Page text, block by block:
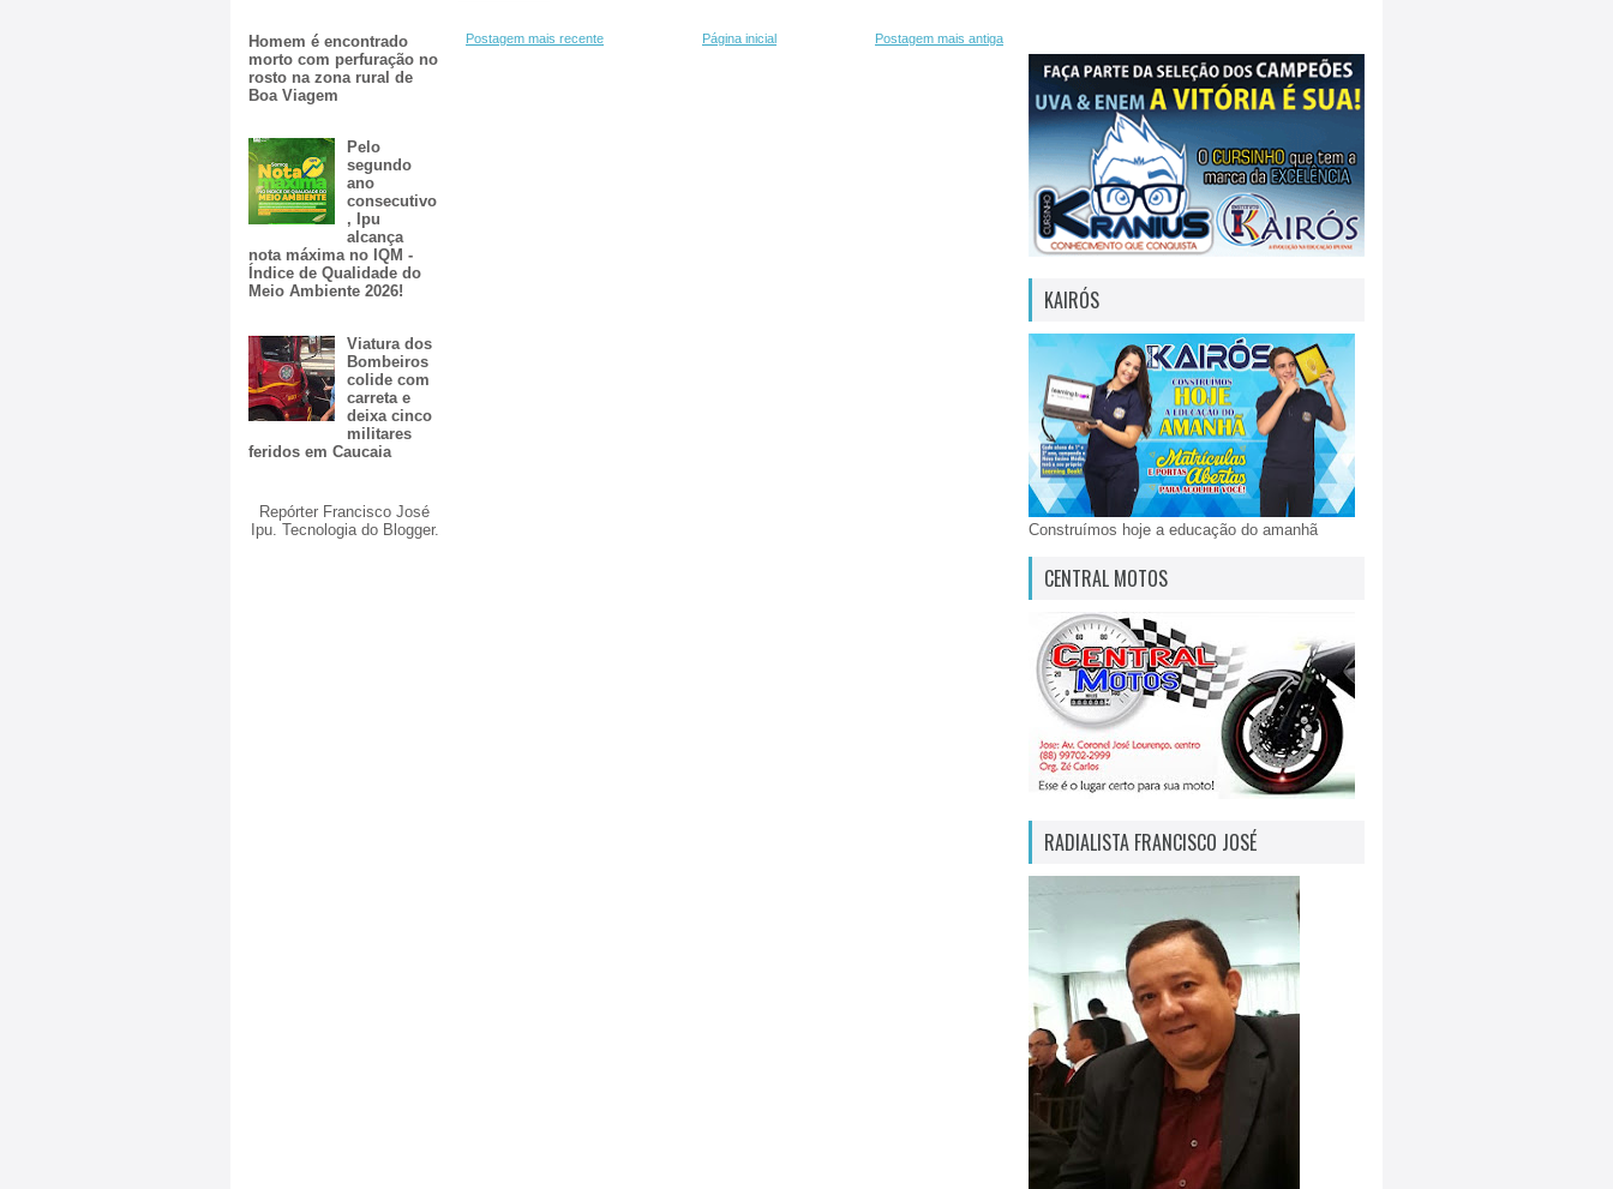
Homem é encontrado
morto com perfuração no
rosto na zona rural de
Boa Viagem
Pelo
segundo
ano
consecutivo
, Ipu
alcança
nota máxima no IQM -
Índice de Qualidade do
Meio Ambiente 2026!
Viatura dos
Bombeiros
colide com
carreta e
deixa cinco
militares
feridos em Caucaia
Repórter Francisco José
Ipu. Tecnologia do Blogger.
Postagem mais recente Postagem mais antiga
Página inicial
KAIRÓS
Construímos hoje a educação do amanhã
CENTRAL MOTOS
RADIALISTA FRANCISCO JOSÉ